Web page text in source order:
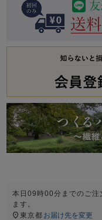
夏
ボ
売れ筋ランキング
- Item Ranking -
すべて
作
ズボン単品
本日09時00分 までのご注
ます。
東京都 お届け先を変更